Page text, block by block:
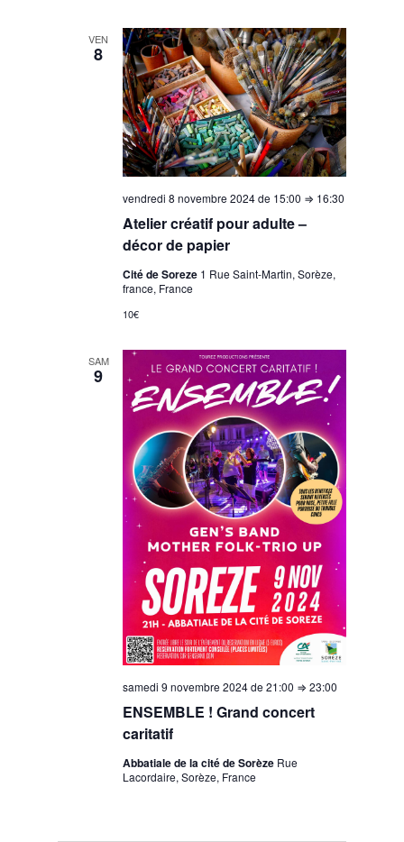
VEN
8
Atelier créatif pour adulte –
décor de papier
vendredi 8 novembre 2024 de 15:00 ⇒ 16:30
Cité de Soreze 1 Rue Saint-Martin, Sorèze,
france, France
10€
SAM
9
ENSEMBLE ! Grand concert
caritatif
samedi 9 novembre 2024 de 21:00 ⇒23:00
Abbatiale de la cité de Sorèze Rue
Lacordaire, Sorèze, France